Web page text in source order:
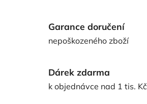
Garance doručení
nepoškozeného zboží
Dárek zdarma
k objednávce nad 1 tis. Kč